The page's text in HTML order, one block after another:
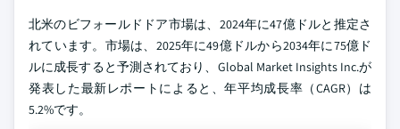
北米のビフォールドドア市場は、2024年に47億ドルと推定さ
れています。市場は、2025年に49億ドルから2034年に75億ド
ルに成長すると予測されており、Global Market Insights Inc.が
発表した最新レポートによると、年平均成長率（CAGR）は
5.2%です。